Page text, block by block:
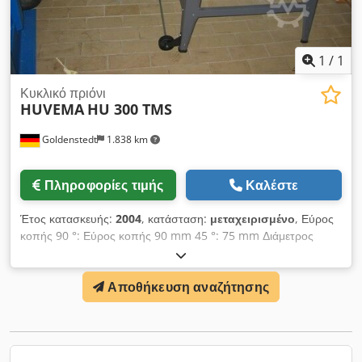
1 / 1
Goldenstedt 1.838 km
Κυκλικό πριόνι
HUVEMA HU 300 TMS
Πληροφορίες τιμής Καλέστε
Έτος κατασκευής: 2004, κατάσταση: μεταχειρισμένο, Εύρος
κοπής 90 °: Εύρος κοπής 90 mm 45 °: 75 mm Διάμετρος
πριονιού 315 mm Διαστάσεις πίνακα 800 x 500/400 mm
Πριονωτή λεπίδα 30 mm Βάρος μηχανής ab. Διαστάσεις 45 kg
850 x 600 x 430 mm Csdpfsd Ih Nkex Aagsha
Αποθήκευση αναζήτησης